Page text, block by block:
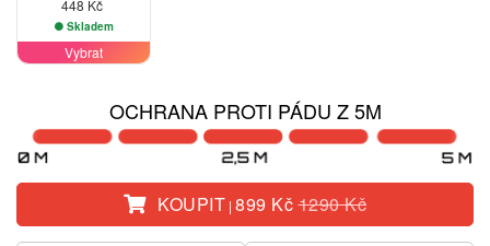
448 Kč
Skladem
Vybrat
OCHRANA PROTI PÁDU Z 5M
KOUPIT | 899 Kč1290 Kč